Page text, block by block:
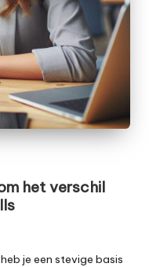
het verschil
je een stevige basis